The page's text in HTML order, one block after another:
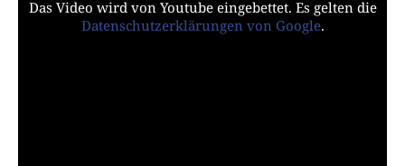
Das Video wird von Youtube eingebettet. Es gelten die
Datenschutzerklärungen von Google.